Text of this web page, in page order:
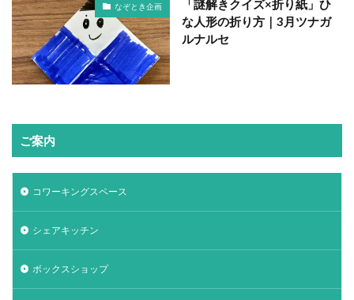
なぞとき企画
「謎解きクイズ×折り紙」ひ
な人形の折り方｜3月ツナガ
ルナルセ
ご案内
コワーキングスペース
シェアキッチン
ボックスショップ